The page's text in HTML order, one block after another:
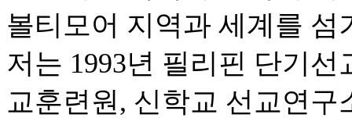
볼티모어 지역과 세계를
저는 1993년 필리핀 단기
교훈련원, 신학교 선교연구